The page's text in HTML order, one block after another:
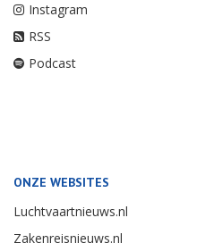
Instagram
RSS
Podcast
ONZE WEBSITES
Luchtvaartnieuws.nl
Zakenreisnieuws.nl